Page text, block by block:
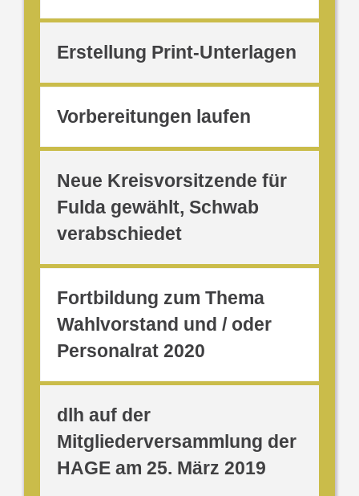
Erstellung Print-Unterlagen
Vorbereitungen laufen
Neue Kreisvorsitzende für
Fulda gewählt, Schwab
verabschiedet
Fortbildung zum Thema
Wahlvorstand und / oder
Personalrat 2020
dlh auf der
Mitgliederversammlung der
HAGE am 25. März 2019